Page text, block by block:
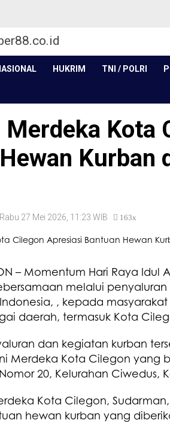
HUKRIM TNI / POLRI
Merdeka Kota
Kurban
27 Mei 2026, 11:23 WIB 163x
– Momentum Hari Raya Idul
melalui
, kepada
daerah, termasuk Kota
dan kegiatan kurban
Merdeka Kota Cilegon yang
20, Kelurahan Ciwedus,
Kota Cilegon,
hewan kurban yang